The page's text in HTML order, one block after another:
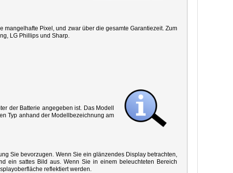
Pixel, und zwar über die gesamte Garantiezeit. Zum
LG Phillips und Sharp.
der Batterie angegeben ist. Das Modell
Typ anhand der Modellbezeichnung am
Sie bevorzugen. Wenn Sie ein glänzendes Display betrachten,
ein sattes Bild aus. Wenn Sie in einem beleuchteten Bereich
reflektiert werden.